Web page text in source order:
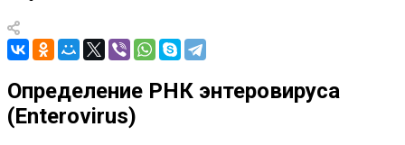
Определение РНК энтеровируса
(Enterovirus)